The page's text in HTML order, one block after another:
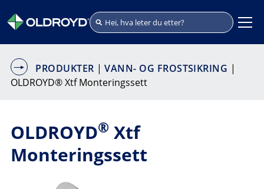
PRODUKTER |VANN- OG FROSTSIKRING |
OLDROYD® Xtf Monteringssett
OLDROYD® Xtf
Monteringssett